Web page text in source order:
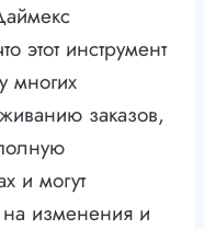
этот инструмент
многих
заказов,
и могут
изменения и